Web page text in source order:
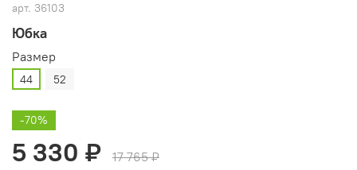
арт. 36103
Юбка
Размер
44 52
-70%
5 330 ₽
17 765 ₽